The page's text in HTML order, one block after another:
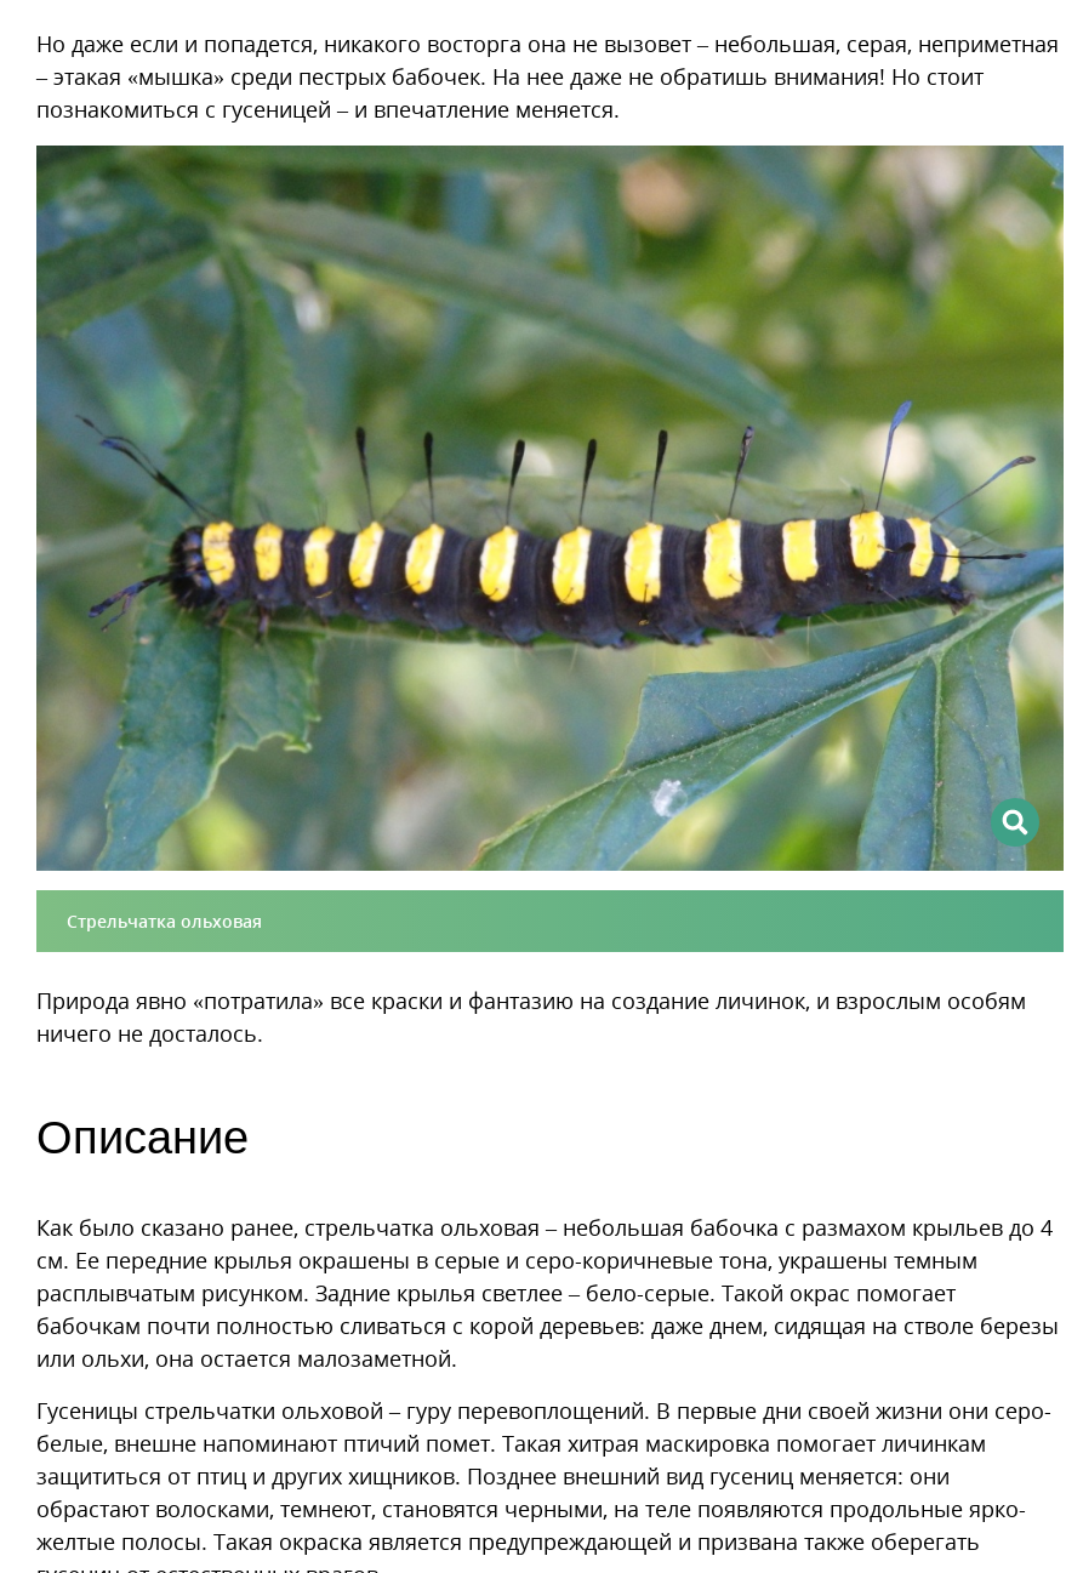
Но даже если и попадется, никакого восторга она не вызовет – небольшая, серая, неприметная
– этакая «мышка» среди пестрых бабочек. На нее даже не обратишь внимания! Но стоит
познакомиться с гусеницей – и впечатление меняется.
Стрельчатка ольховая
Природа явно «потратила» все краски и фантазию на создание личинок, и взрослым особям
ничего не досталось.
Описание
Как было сказано ранее, стрельчатка ольховая – небольшая бабочка с размахом крыльев до 4
см. Ее передние крылья окрашены в серые и серо-коричневые тона, украшены темным
расплывчатым рисунком. Задние крылья светлее – бело-серые. Такой окрас помогает
бабочкам почти полностью сливаться с корой деревьев: даже днем, сидящая на стволе березы
или ольхи, она остается малозаметной.
Гусеницы стрельчатки ольховой – гуру перевоплощений. В первые дни своей жизни они серо-
белые, внешне напоминают птичий помет. Такая хитрая маскировка помогает личинкам
защититься от птиц и других хищников. Позднее внешний вид гусениц меняется: они
обрастают волосками, темнеют, становятся черными, на теле появляются продольные ярко-
желтые полосы. Такая окраска является предупреждающей и призвана также оберегать